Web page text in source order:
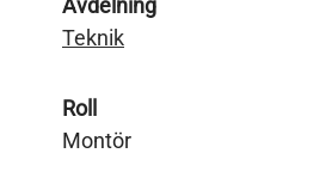
Avdelning
Teknik
Roll
Montör